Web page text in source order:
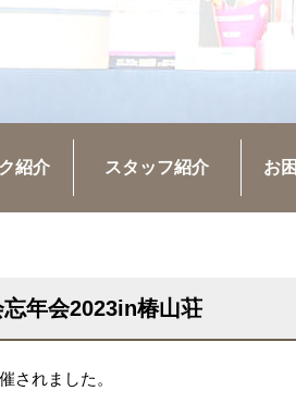
紹介 スタッフ紹介 お
年会2023in椿山荘
されました。